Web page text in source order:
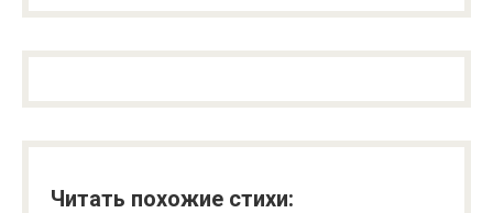
Читать похожие стихи: